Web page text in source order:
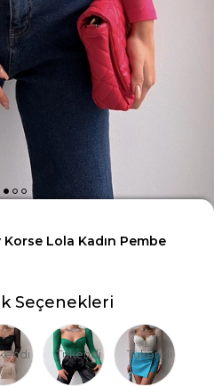
Korse Lola Kadın Pembe
Seçenekleri
Tükendi Tükendi